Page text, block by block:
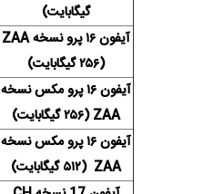
گیگابایت)
آیفون ۱۶ پرو نسخه ZAA
(۲۵۶ گیگابایت)
آیفون ۱۶ پرو مکس نسخه
ZAA (۲۵۶ گیگابایت)
آیفون ۱۶ پرو مکس نسخه
ZAA (۵۱۲ گیگابایت)